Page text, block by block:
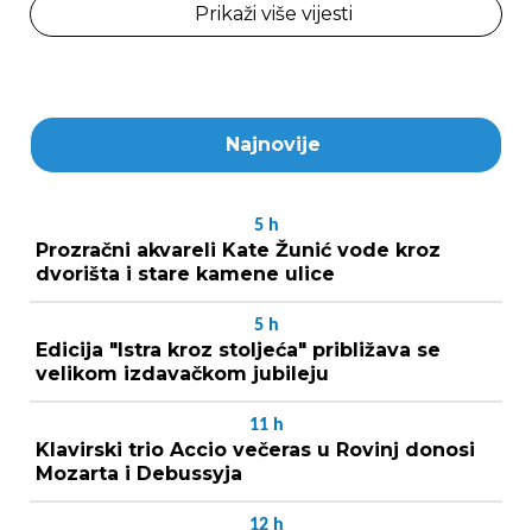
Prikaži više vijesti
Najnovije
5 h
Prozračni akvareli Kate Žunić vode kroz
dvorišta i stare kamene ulice
5 h
Edicija "Istra kroz stoljeća" približava se
velikom izdavačkom jubileju
11 h
Klavirski trio Accio večeras u Rovinj donosi
Mozarta i Debussyja
12 h